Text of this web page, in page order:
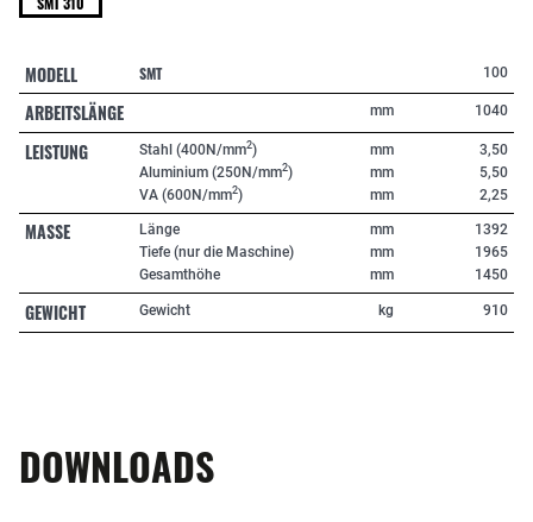
MODELL SMT 100
ARBEITSLÄNGE mm 1040
LEISTUNG Stahl (400N/mm2)
Aluminium (250N/mm2)
VA (600N/mm2)
mm
mm
mm
3,50
5,50
2,25
MASSE
Länge
Tiefe (nur die Maschine)
Gesamthöhe
mm
mm
mm
1392
1965
1450
GEWICHT Gewicht kg 910
DOWNLOADS